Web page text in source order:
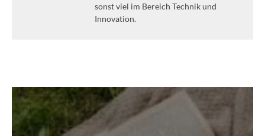
sonst viel im Bereich Technik und
Innovation.